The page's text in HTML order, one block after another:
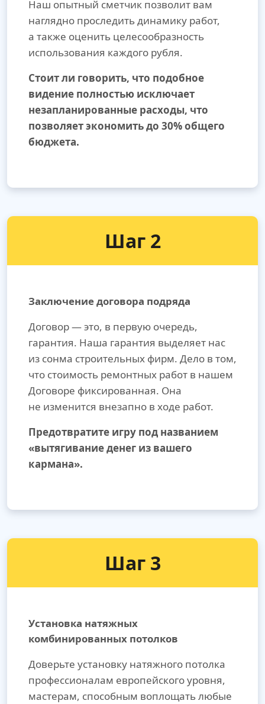
Наш опытный сметчик позволит вам
наглядно проследить динамику работ,
а также оценить целесообразность
использования каждого рубля.
Стоит ли говорить, что подобное
видение полностью исключает
незапланированные расходы, что
позволяет экономить до 30% общего
бюджета.
Шаг 2
Заключение договора подряда
Договор — это, в первую очередь,
гарантия. Наша гарантия выделяет нас
из сонма строительных фирм. Дело в том,
что стоимость ремонтных работ в нашем
Договоре фиксированная. Она
не изменится внезапно в ходе работ.
Предотвратите игру под названием
«вытягивание денег из вашего
кармана».
Шаг 3
Установка натяжных
комбинированных потолков
Доверьте установку натяжного потолка
профессионалам европейского уровня,
мастерам, способным воплощать любые